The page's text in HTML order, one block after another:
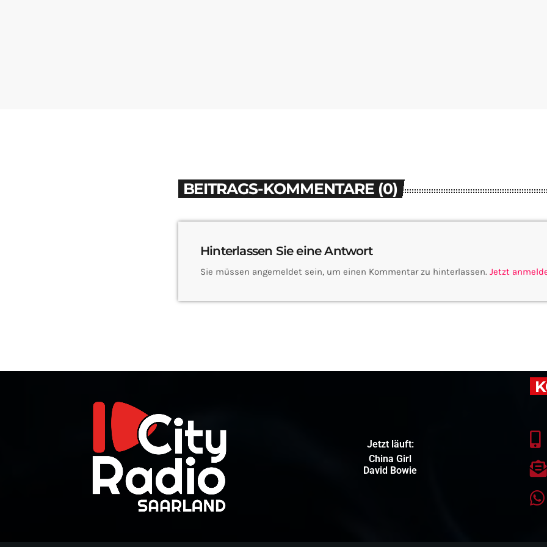
BEITRAGS-KOMMENTARE (0)
Hinterlassen Sie eine Antwort
Sie müssen angemeldet sein, um einen Kommentar zu hinterlassen. Jetzt
Jetzt läuft:
China Girl
David Bowie